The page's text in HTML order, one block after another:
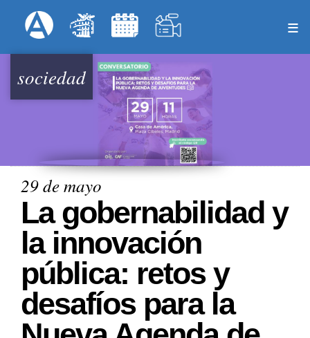
al
Menú Superior
sociedad
29 de mayo
La gobernabilidad y
la innovación
pública: retos y
desafíos para la